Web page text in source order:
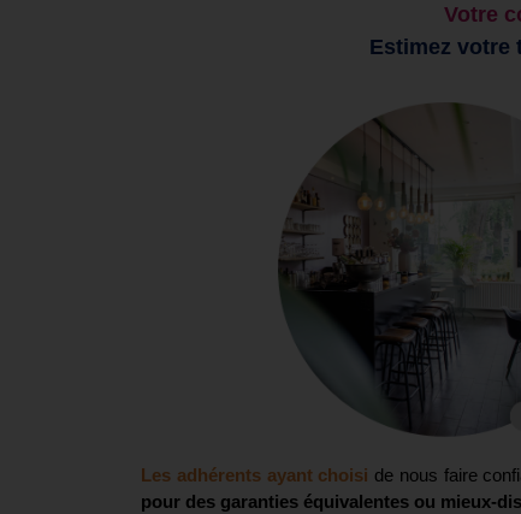
Votre
Estimez votre
Les adhérents ayant choisi de nous faire
pour des garanties équivalentes ou mieux-